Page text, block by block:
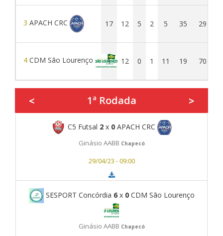
3 APACH CRC 17 12 5 2 5 35 29
4 CDM São Lourenço 1 12 0 1 11 19 70
< 1ª Rodada >
C5 Futsal 2 x 0 APACH CRC
Ginásio AABB Chapecó
29/04/23 - 09:00
SESPORT Concórdia 6x 0CDM São Lourenço
Ginásio AABB Chapecó